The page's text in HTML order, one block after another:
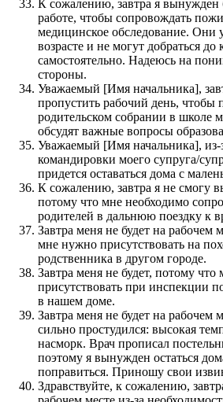
К сожалению, завтра я вынужден
работе, чтобы сопровождать
медицинское обследование. Они
возрасте и не могут добраться до
самостоятельно. Надеюсь на
стороны.
Уважаемый [Имя начальника],
пропустить рабочий день, чтобы
родительском собрании в школе
обсудят важные вопросы
Уважаемый [Имя начальника], из-
командировки моего супруга/
придется оставаться дома с
К сожалению, завтра я не смогу
потому что мне необходимо
родителей в дальнюю поездку к
Завтра меня не будет на рабочем
мне нужно присутствовать на
родственника в другом городе.
Завтра меня не будет, потому
присутствовать при инспекции
в нашем доме.
Завтра меня не будет на рабочем
сильно простудился: высокая
насморк. Врач прописал
поэтому я вынужден остаться
поправиться. Приношу свои
Здравствуйте, к сожалению,